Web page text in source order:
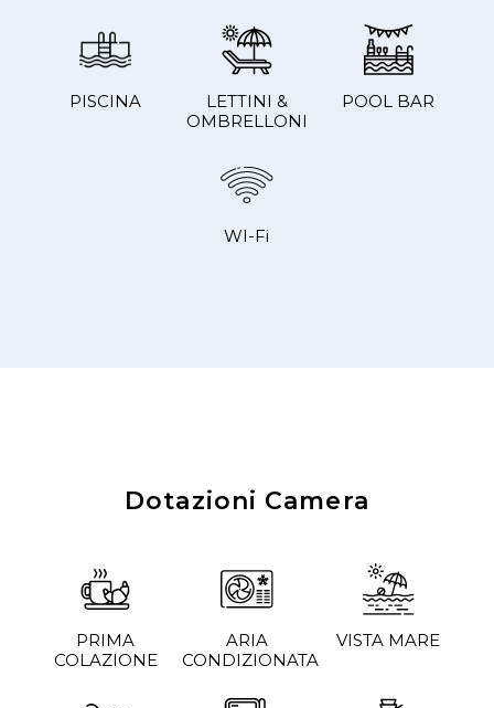
PISCINA
LETTINI &
OMBRELLONI
POOL BAR
WI-Fi
Dotazioni Camera
PRIMA
COLAZIONE
ARIA
CONDIZIONATA
VISTA MARE